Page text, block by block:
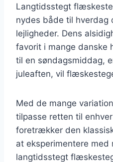
Langtidsstegt
nydes både til hverdag
lejligheder. Dens
favorit i mange danske
til en søndagsmiddag,
juleaften, vil
Med de mange
tilpasse retten til
foretrækker den
at eksperimentere med
langtidsstegt